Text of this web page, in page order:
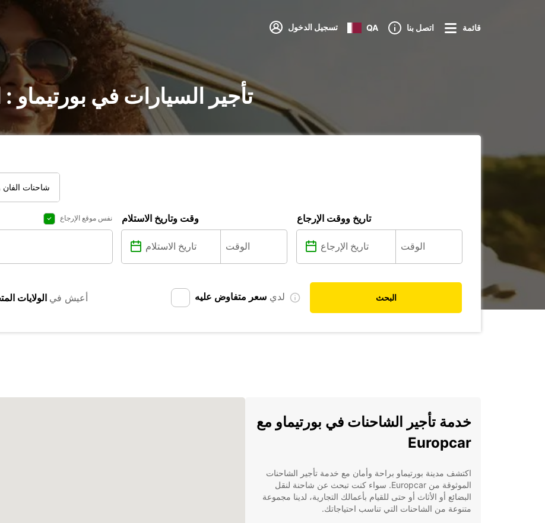
تسجيل الدخول QA اتصل بنا قائمة
تأجير السيارات في
شاحنات الفان
نفس موقع الإرجاع وقت وتاريخ الاستلام تاريخ ووقت الإرجاع
أعيش في لدي سعر متفاوض عليه البحث
خدمة تأجير الشاحنات في بورتيماو مع
Europcar
اكتشف مدينة بورتيماو براحة وأمان مع خدمة تأجير الشاحنات
الموثوقة من Europcar. سواء كنت تبحث عن شاحنة لنقل
البضائع أو الأثاث أو حتى للقيام بأعمالك التجارية، لدينا مجموعة
متنوعة من الشاحنات التي تناسب احتياجاتك.